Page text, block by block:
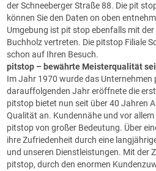
der Schneeberger Straße 88. Die pit
können Sie den Daten on oben
Umgebung ist pit stop ebenfalls mit
Buchholz vertreten. Die pitstop Filiale
schon auf Ihren Besuch.
pitstop – bewährte Meisterqualität
Im Jahr 1970 wurde das
darauffolgenden Jahr eröffnete die
pitstop bietet nun seit über 40 Jahren
Qualität an. Kundennähe und vor
pitstop von großer Bedeutung. Über
ihre Zufriedenheit durch eine
und unseren Dienstleistungen. Mit der
pitstop, durch den enormen